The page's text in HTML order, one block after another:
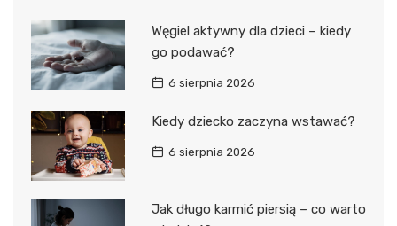
Węgiel aktywny dla dzieci – kiedy
go podawać?
6 sierpnia 2026
Kiedy dziecko zaczyna wstawać?
6 sierpnia 2026
Jak długo karmić piersią – co warto